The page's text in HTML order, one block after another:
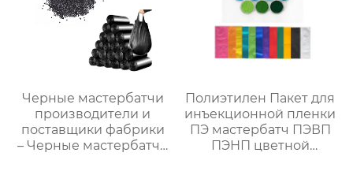
Черные мастербатчи
производители и
поставщики фабрики
– Черные мастербатчи
Полиэтилен Пакет для
инъекционной пленки
ПЭ мастербатч ПЭВП
ПЭНП цветной